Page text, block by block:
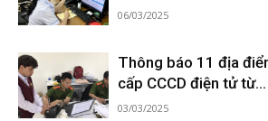
06/03/2025
Thông báo 11 địa
cấp CCCD điện tử từ...
03/03/2025